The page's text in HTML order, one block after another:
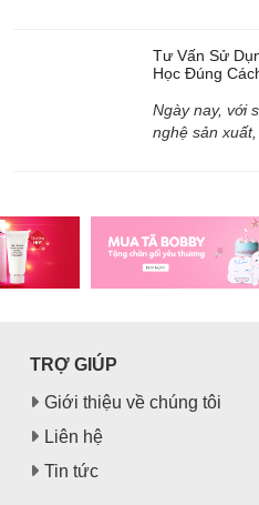
Tư Vấn Sử
Học Đúng
Ngày nay, với
nghệ sản xuất,
TRỢ GIÚP
Giới thiệu về chúng tôi
Liên hệ
Tin tức